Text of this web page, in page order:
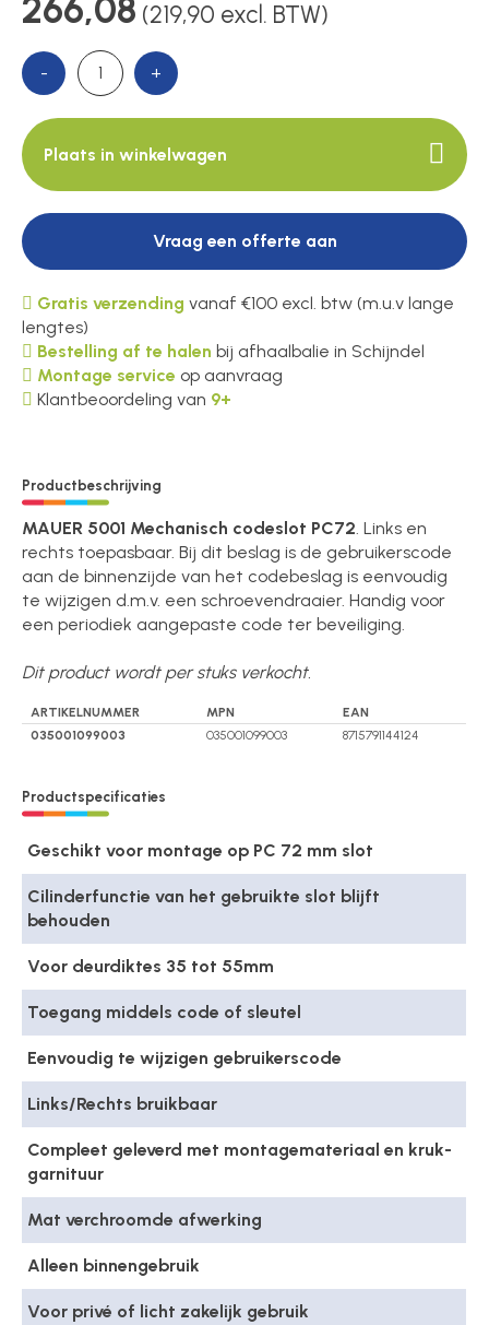
266,08 (219,90 excl. BTW)
- +
Plaats in winkelwagen
Vraag een offerte aan
Gratis verzending vanaf €100 excl. btw (m.u.v lange
lengtes)
Bestelling af te halen bij afhaalbalie in Schijndel
Montage service op aanvraag
Klantbeoordeling van 9+
Productbeschrijving
MAUER 5001 Mechanisch codeslot PC72 . Links en
rechts toepasbaar. Bij dit beslag is de gebruikerscode
aan de binnenzijde van het codebeslag is eenvoudig
te wijzigen d.m.v. een schroevendraaier. Handig voor
een periodiek aangepaste code ter beveiliging.
Dit product wordt per stuks verkocht.
ARTIKELNUMMER MPN
EAN
035001099003
035001099003 8715791144124
Productspecificaties
Geschikt voor montage op PC 72 mm slot
Cilinderfunctie van het gebruikte slot blijft
behouden
Voor deurdiktes 35 tot 55mm
Toegang middels code of sleutel
Eenvoudig te wijzigen gebruikerscode
Links/Rechts bruikbaar
Compleet geleverd met montagemateriaal en kruk-
garnituur
Mat verchroomde afwerking
Alleen binnengebruik
Voor privé of licht zakelijk gebruik